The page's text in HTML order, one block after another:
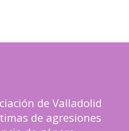
de Valladolid
de agresiones